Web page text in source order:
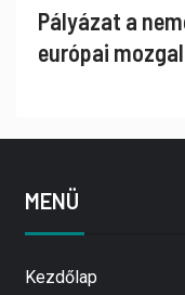
Pályázat a
európai
MENÜ
Kezdőlap